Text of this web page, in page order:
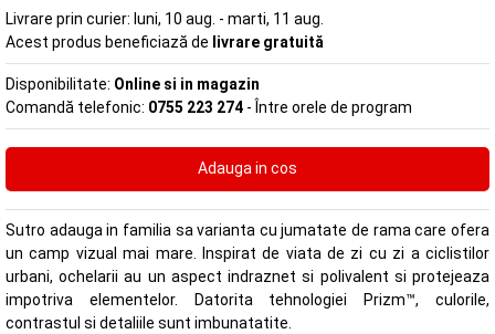
Livrare prin curier: luni, 10 aug. - marti, 11 aug.
Acest produs beneficiază de livrare gratuită
Disponibilitate: Online si in magazin
Comandă telefonic: 0755 223 274 - Între orele de program
Sutro adauga in familia sa varianta cu jumatate de rama care ofera
un camp vizual mai mare. Inspirat de viata de zi cu zi a ciclistilor
urbani, ochelarii au un aspect indraznet si polivalent si protejeaza
impotriva elementelor. Datorita tehnologiei Prizm™, culorile,
contrastul si detaliile sunt imbunatatite.